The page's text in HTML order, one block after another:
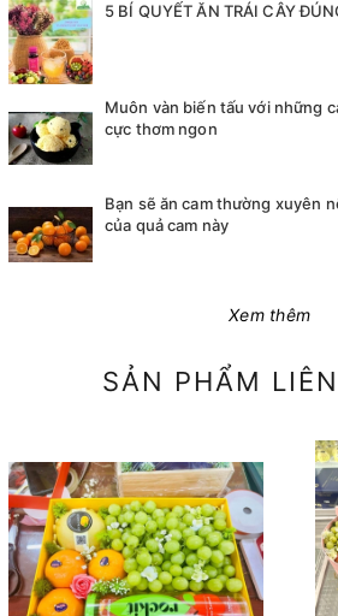
5 BÍ QUYẾT ĂN TRÁI CÂY
Muôn vàn biến tấu với những
cực thơm ngon
Bạn sẽ ăn cam thường xuyên
của quả cam này
Xem thêm
SẢN PHẨM